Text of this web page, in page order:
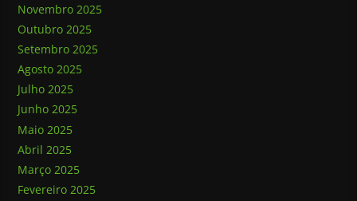
Novembro 2025
Outubro 2025
Setembro 2025
Agosto 2025
Julho 2025
Junho 2025
Maio 2025
Abril 2025
Março 2025
Fevereiro 2025